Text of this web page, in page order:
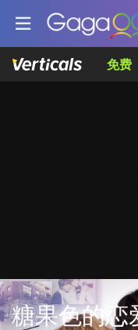
免费
糖果色的恋